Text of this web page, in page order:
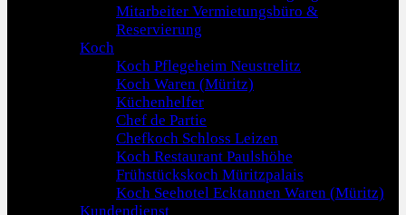
Mitarbeiter Vermietungsbüro &
Reservierung
Koch
Koch Pflegeheim Neustrelitz
Koch Waren (Müritz)
Küchenhelfer
Chef de Partie
Chefkoch Schloss Leizen
Koch Restaurant Paulshöhe
Frühstückskoch Müritzpalais
Koch Seehotel Ecktannen Waren (Müritz)
Kundendienst